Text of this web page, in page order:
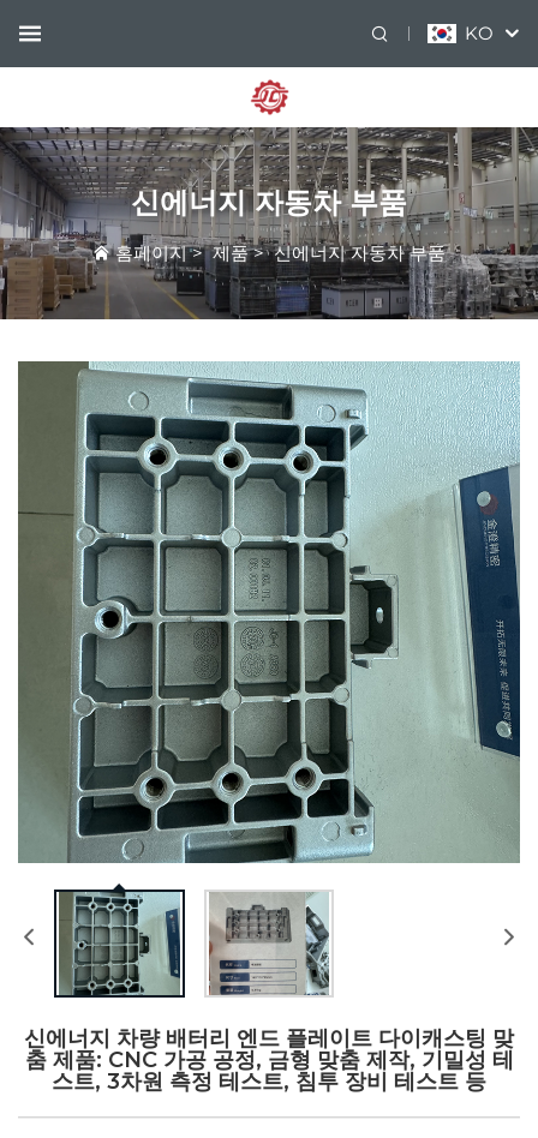
KO
신에너지 자동차 부품
홈페이지>제품>신에너지 자동차 부품
신에너지 차량 배터리 엔드 플레이트 다이캐스팅 맞
춤 제품: CNC 가공 공정, 금형 맞춤 제작, 기밀성 테
스트, 3차원 측정 테스트, 침투 장비 테스트 등